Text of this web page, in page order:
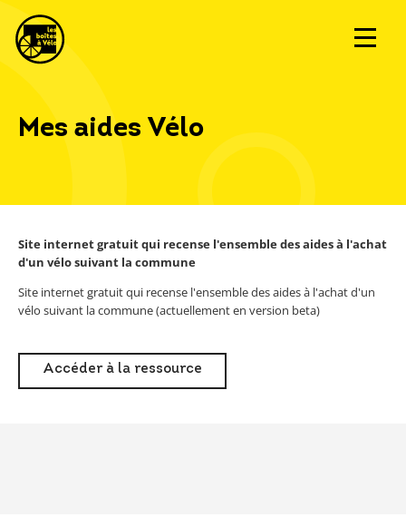
Mes aides Vélo
Site internet gratuit qui recense l'ensemble des aides à l'achat
d'un vélo suivant la commune
Site internet gratuit qui recense l'ensemble des aides à l'achat d'un
vélo suivant la commune (actuellement en version beta)
Accéder à la ressource